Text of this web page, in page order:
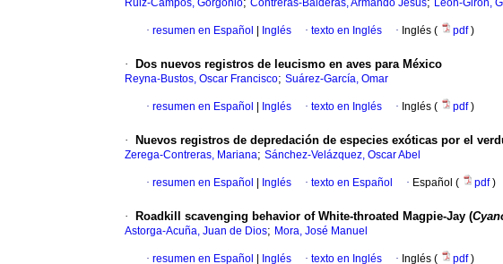
Ruiz-Campos, Gorgonio Contreras-Balderas, Armando Jesús León-Girón,
· resumen en Español Inglés · texto en Inglés · Inglés ( pdf)
· Dos nuevos registros de leucismo en aves para México
Reyna-Bustos, Oscar Francisco; Suárez-García, Omar
· resumen en Español Inglés · texto en Inglés · Inglés ( pdf)
· Nuevos registros de depredación de especies exóticas por el
Zerega-Contreras, Mariana; Sánchez-Velázquez, Oscar Abel
· resumen en Español Inglés · texto en Español · Español ( pdf)
· Roadkill scavenging behavior of White-throated Magpie-Jay (
Astorga-Acuña, Juan de Dios; Mora, José Manuel
· resumen en Español Inglés · texto en Inglés · Inglés ( pdf)